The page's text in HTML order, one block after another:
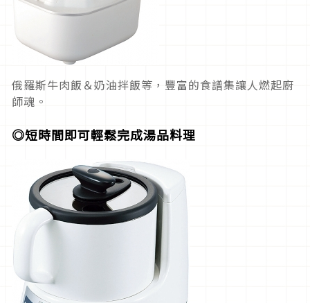
俄羅斯牛肉飯＆奶油拌飯等，豐富的食譜集讓人燃起廚
師魂。
◎短時間即可輕鬆完成湯品料理